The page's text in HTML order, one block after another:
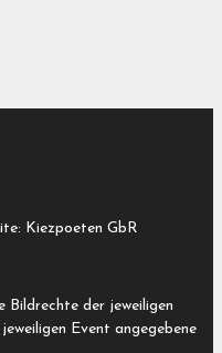
Kiezpoeten GbR
Bildrechte der jeweiligen
Event angegebene